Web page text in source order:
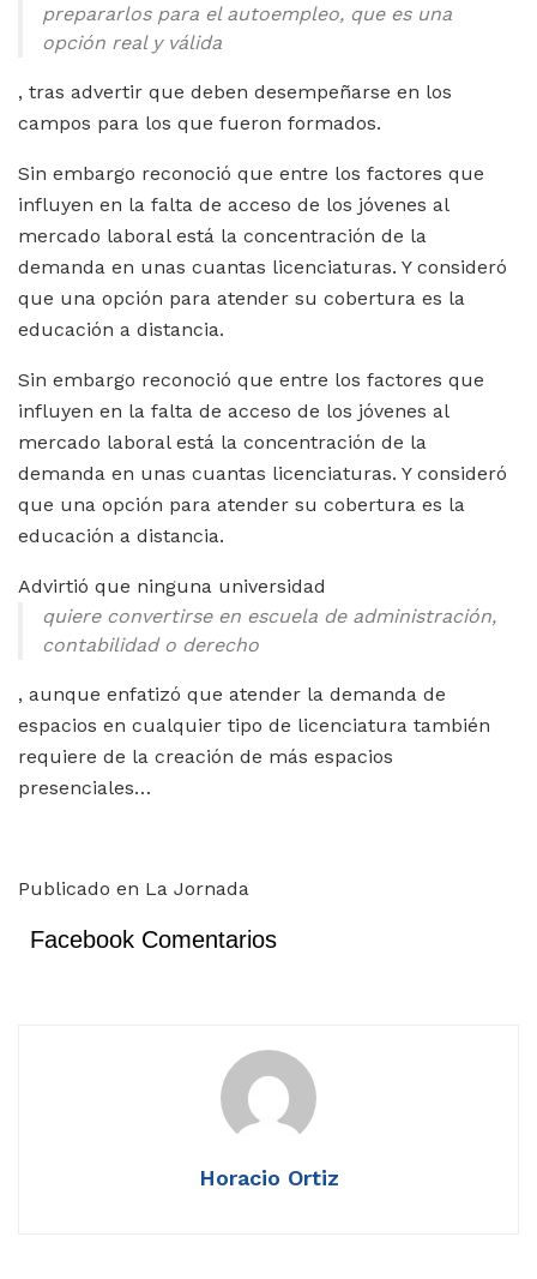
prepararlos para el autoempleo, que es una
opción real y válida
, tras advertir que deben desempeñarse en los
campos para los que fueron formados.
Sin embargo reconoció que entre los factores que
influyen en la falta de acceso de los jóvenes al
mercado laboral está la concentración de la
demanda en unas cuantas licenciaturas. Y consideró
que una opción para atender su cobertura es la
educación a distancia.
Sin embargo reconoció que entre los factores que
influyen en la falta de acceso de los jóvenes al
mercado laboral está la concentración de la
demanda en unas cuantas licenciaturas. Y consideró
que una opción para atender su cobertura es la
educación a distancia.
Advirtió que ninguna universidad
quiere convertirse en escuela de administración,
contabilidad o derecho
, aunque enfatizó que atender la demanda de
espacios en cualquier tipo de licenciatura también
requiere de la creación de más espacios
presenciales…
Publicado en La Jornada
Facebook Comentarios
Horacio Ortiz